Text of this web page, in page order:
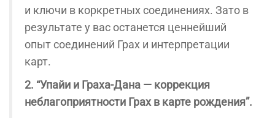
и ключи в коркретных соединениях. Зато в
результате у вас останется ценнейший
опыт соединений Грах и интерпретации
карт.
2. “Упайи и Граха-Дана — коррекция
неблагоприятности Грах в карте рождения”.